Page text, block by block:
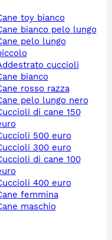
cane toy bianco
cane bianco pelo lungo
addestrato cuccioli
cane bianco
cane rosso razza
cane pelo lungo nero
150
cuccioli 500 euro
cuccioli 300 euro
100
cuccioli 400 euro
cane femmina
cane maschio